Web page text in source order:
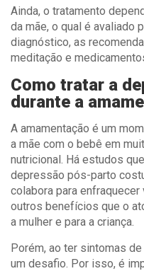
Ainda, o tratamento
da mãe, o qual é avaliado
diagnóstico, as
meditação e
Como tratar a
durante a
A amamentação é um
a mãe com o bebê em
nutricional. Há estudos
depressão pós-parto
colabora para
outros benefícios que o
a mulher e para a criança.
Porém, ao ter sintomas
um desafio. Por isso, é